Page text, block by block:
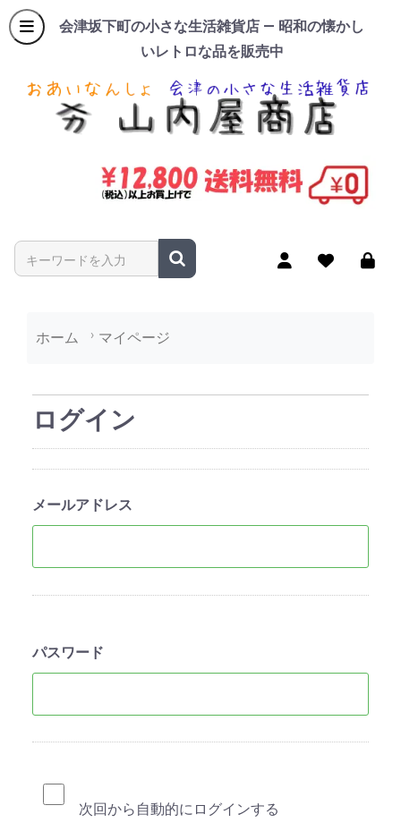
会津坂下町の小さな生活雑貨店 — 昭和の懐かし
いレトロな品を販売中
商品名やキーワードを入力
ホーム マイページ
ログイン
メールアドレス
パスワード
次回から自動的にログインする